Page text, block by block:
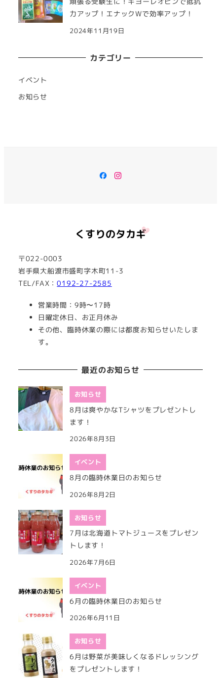
力アップ！エナックWで効率アップ！
2024年11月19日
カテゴリー
イベント
お知らせ
Facebook
Instagram
〒022-0003
岩手県大船渡市盛町字木町11-3
TEL/FAX：0192-27-2585
営業時間：9時〜17時
日曜定休日、お正月休み
その他、臨時休業の際には都度お知らせいたしま
す。
最近のお知らせ
お知らせ
8月は爽やかなTシャツをプレゼントし
ます！
2026年8月3日
イベント
8月の臨時休業日のお知らせ
2026年8月2日
お知らせ
7月は北海道トマトジュースをプレゼン
トします！
2026年7月6日
イベント
6月の臨時休業日のお知らせ
2026年6月11日
お知らせ
6月は野菜が美味しくなるドレッシング
をプレゼントします！